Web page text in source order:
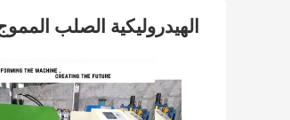
الهيدروليكية الصلب